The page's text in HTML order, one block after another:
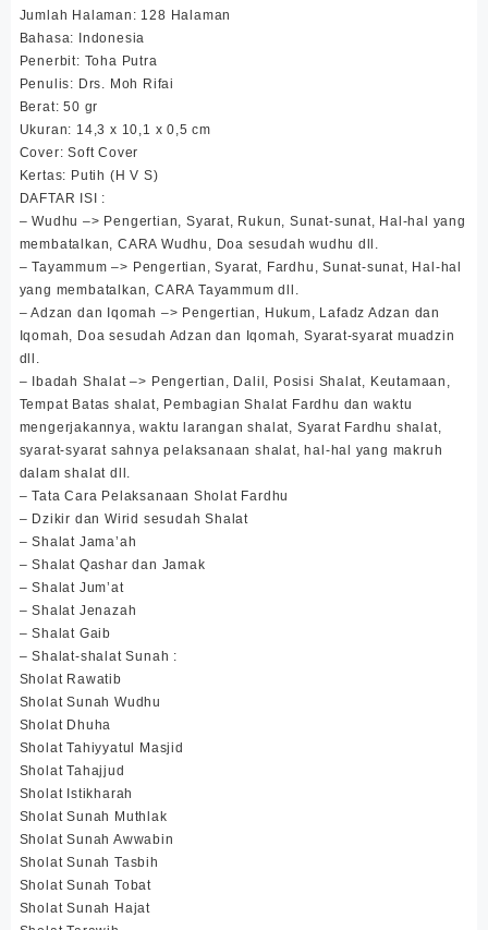
Jumlah Halaman: 128 Halaman
Bahasa: Indonesia
Penerbit: Toha Putra
Penulis: Drs. Moh Rifai
Berat: 50 gr
Ukuran: 14,3 x 10,1 x 0,5 cm
Cover: Soft Cover
Kertas: Putih (H V S)
DAFTAR ISI :
– Wudhu –> Pengertian, Syarat, Rukun, Sunat-sunat, Hal-hal yang
membatalkan, CARA Wudhu, Doa sesudah wudhu dll.
– Tayammum –> Pengertian, Syarat, Fardhu, Sunat-sunat, Hal-hal
yang membatalkan, CARA Tayammum dll.
– Adzan dan Iqomah –> Pengertian, Hukum, Lafadz Adzan dan
Iqomah, Doa sesudah Adzan dan Iqomah, Syarat-syarat muadzin
dll.
– Ibadah Shalat –> Pengertian, Dalil, Posisi Shalat, Keutamaan,
Tempat Batas shalat, Pembagian Shalat Fardhu dan waktu
mengerjakannya, waktu larangan shalat, Syarat Fardhu shalat,
syarat-syarat sahnya pelaksanaan shalat, hal-hal yang makruh
dalam shalat dll.
– Tata Cara Pelaksanaan Sholat Fardhu
– Dzikir dan Wirid sesudah Shalat
– Shalat Jama’ah
– Shalat Qashar dan Jamak
– Shalat Jum’at
– Shalat Jenazah
– Shalat Gaib
– Shalat-shalat Sunah :
Sholat Rawatib
Sholat Sunah Wudhu
Sholat Dhuha
Sholat Tahiyyatul Masjid
Sholat Tahajjud
Sholat Istikharah
Sholat Sunah Muthlak
Sholat Sunah Awwabin
Sholat Sunah Tasbih
Sholat Sunah Tobat
Sholat Sunah Hajat